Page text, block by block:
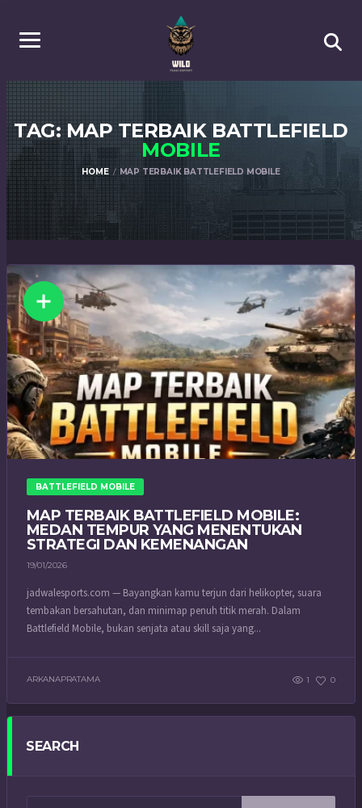
TAG: MAP TERBAIK BATTLEFIELD
MOBILE
HOME MAP TERBAIK BATTLEFIELD MOBILE
BATTLEFIELD MOBILE
MAP TERBAIK BATTLEFIELD MOBILE:
MEDAN TEMPUR YANG MENENTUKAN
STRATEGI DAN KEMENANGAN
19/01/2026
jadwalesports.com — Bayangkan kamu terjun dari helikopter, suara
tembakan bersahutan, dan minimap penuh titik merah. Dalam
Battlefield Mobile, bukan senjata atau skill saja yang...
ARKANAPRATAMA 1 0
SEARCH